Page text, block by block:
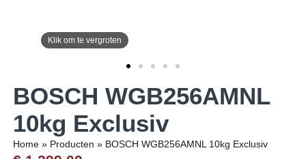
BOSCH WGB256AMNL
10kg Exclusiv
Home» Producten » BOSCH WGB256AMNL 10kg Exclusiv